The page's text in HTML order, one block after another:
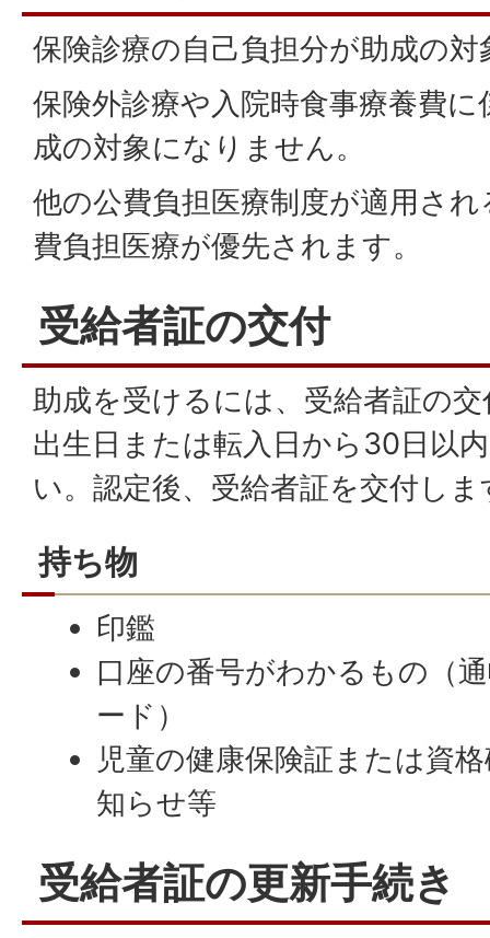
保険診療の自己負担分が助成の
保険外診療や入院時食事療養費
成の対象になりません。
他の公費負担医療制度が適用さ
費負担医療が優先されます。
受給者証の交付
助成を受けるには、受給者証の
出生日または転入日から30日以
い。認定後、受給者証を交付しま
持ち物
印鑑
口座の番号がわかるもの（
ード）
児童の健康保険証または資
知らせ等
受給者証の更新手続き